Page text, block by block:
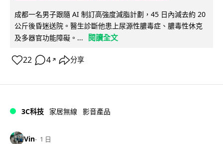
成都一名男子跟隨 AI 制訂高強度減脂計劃，45 日內減去約 20
公斤後昏迷送院。醫生診斷他患上尿源性膿毒症、膿毒性休克
及多器官功能障礙。...
閱讀全文
22 4 ↗ 分享
3C科技 家居無線 影音產品
Vin 1 日